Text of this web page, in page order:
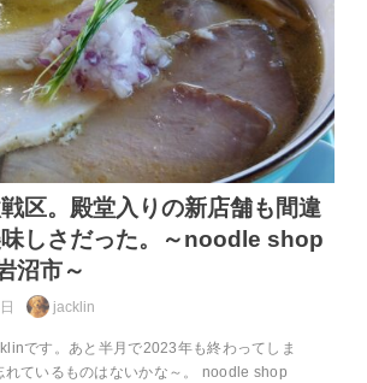
区。殿堂入りの新店舗も間違
しさだった。～noodle shop
沼市～
jacklin
です。あと半月で2023年も終わってしま
れているものはないかな～。 noodle shop